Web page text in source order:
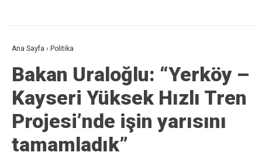
Ana Sayfa › Politika
Bakan Uraloğlu: “Yerköy –
Kayseri Yüksek Hızlı Tren
Projesi’nde işin yarısını
tamamladık”